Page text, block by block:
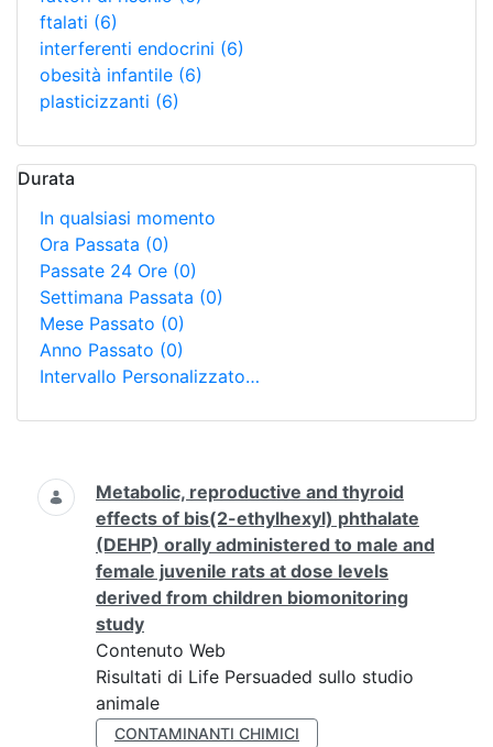
ftalati (6)
interferenti endocrini (6)
obesità infantile (6)
plasticizzanti (6)
Durata
In qualsiasi momento
Ora Passata (0)
Passate 24 Ore (0)
Settimana Passata (0)
Mese Passato (0)
Anno Passato (0)
Intervallo Personalizzato…
Ricerca
Metabolic, reproductive and thyroid
effects of bis(2-ethylhexyl) phthalate
(DEHP) orally administered to male and
female juvenile rats at dose levels
derived from children biomonitoring
study
Contenuto Web
Risultati di Life Persuaded sullo studio
animale
CONTAMINANTI CHIMICI